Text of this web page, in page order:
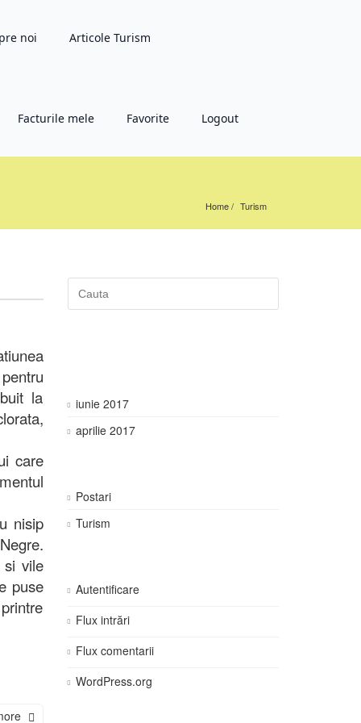
noi Articole Turism
Facturile mele Favorite Logout
Home Turism
la
care
nisip
si vile
puse
iunie 2017
aprilie 2017
Postari
Turism
Autentificare
Flux intrări
Flux comentarii
WordPress.org